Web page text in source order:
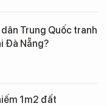
Trung Quốc tranh
Đà Nẵng?
1m2 đất